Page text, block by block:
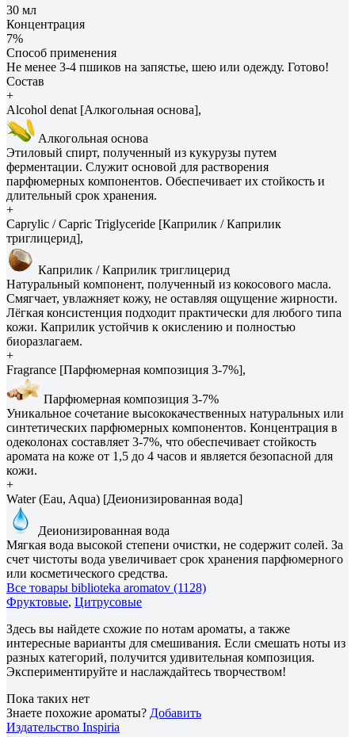
30 мл
Концентрация
7%
Способ применения
Не менее 3-4 пшиков на запястье, шею или одежду. Готово!
Состав
+
Alcohol denat [Алкогольная основа],
Алкогольная основа
Этиловый спирт, полученный из кукурузы путем
ферментации. Служит основой для растворения
парфюмерных компонентов. Обеспечивает их стойкость и
длительный срок хранения.
+
Caprylic / Capric Triglyceride [Каприлик / Каприлик
триглицерид],
Каприлик / Каприлик триглицерид
Натуральный компонент, полученный из кокосового масла.
Смягчает, увлажняет кожу, не оставляя ощущение жирности.
Лёгкая консистенция подходит практически для любого типа
кожи. Каприлик устойчив к окислению и полностью
биоразлагаем.
+
Fragrance [Парфюмерная композиция 3-7%],
Парфюмерная композиция 3-7%
Уникальное сочетание высококачественных натуральных или
синтетических парфюмерных компонентов. Концентрация в
одеколонах составляет 3-7%, что обеспечивает стойкость
аромата на коже от 1,5 до 4 часов и является безопасной для
кожи.
+
Water (Eau, Aqua) [Деионизированная вода]
Деионизированная вода
Мягкая вода высокой степени очистки, не содержит солей. За
счет чистоты вода увеличивает срок хранения парфюмерного
или косметического средства.
Все товары biblioteka aromatov (1128)
Фруктовые, Цитрусовые
Здесь вы найдете схожие по нотам ароматы, а также
интересные варианты для смешивания. Если смешать ноты из
разных категорий, получится удивительная композиция.
Экспериментируйте и наслаждайтесь творчеством!
Пока таких нет
Знаете похожие ароматы? Добавить
Издательство Inspiria